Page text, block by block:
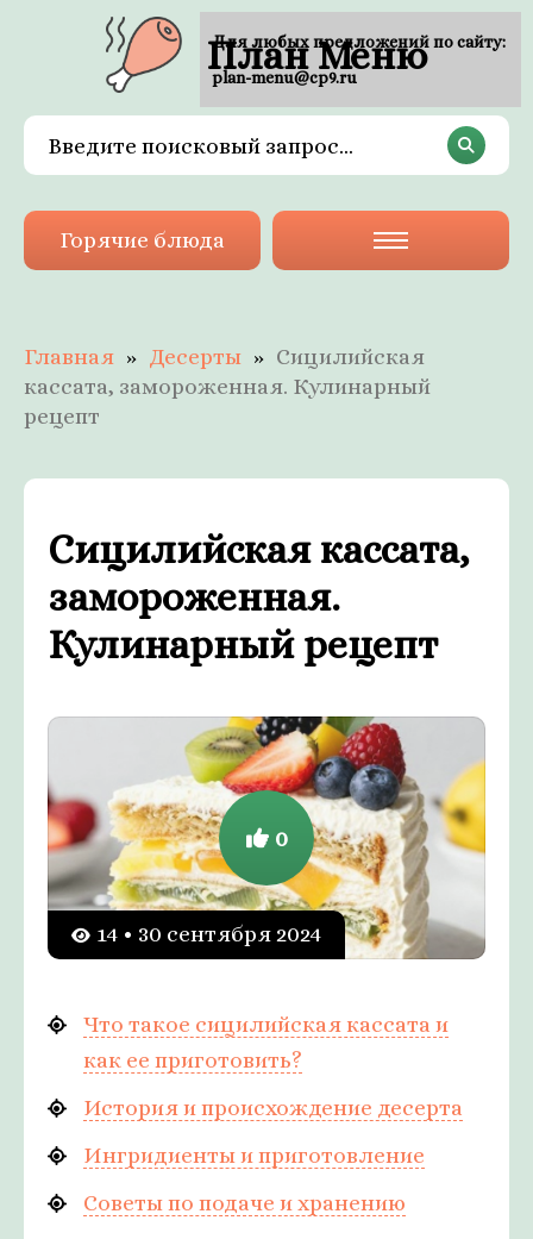
План Меню
Горячие блюда
Главная Десерты
Сицилийская
кассата, замороженная. Кулинарный
рецепт
Сицилийская кассата,
замороженная.
Кулинарный рецепт
14 • 30 сентября 2024
0
Что такое сицилийская кассата и
как ее приготовить?
История и происхождение десерта
Ингридиенты и приготовление
Советы по подаче и хранению
Для любых предложений по сайту:
plan-menu@cp9.ru